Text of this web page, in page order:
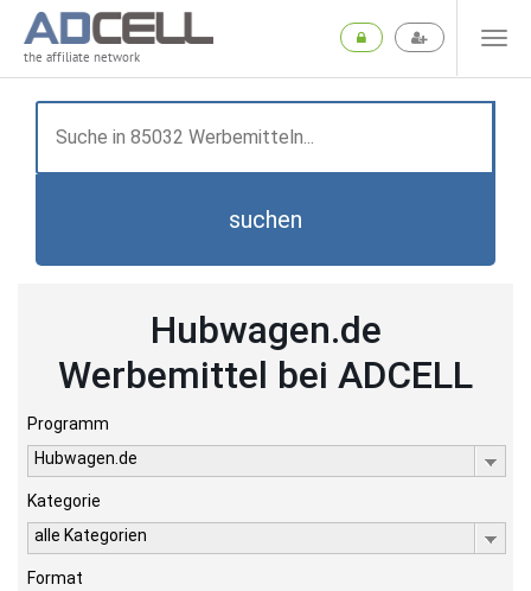
the affiliate network
suchen
Hubwagen.de
Werbemittel bei ADCELL
Programm
Hubwagen.de
Kategorie
alle Kategorien
Format